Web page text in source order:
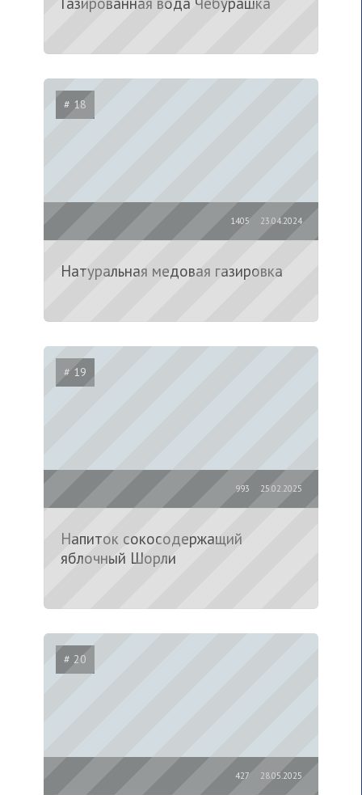
# 18
23.04.2024
1405
Натуральная медовая газировка
# 19
25.02.2025
993
Напиток сокосодержащий
яблочный Шорли
# 20
28.05.2025
427